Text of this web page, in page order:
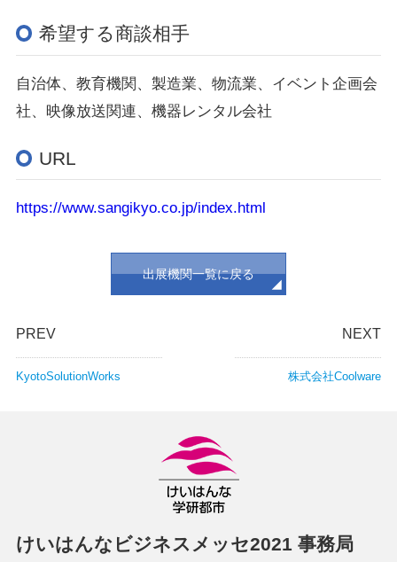
希望する商談相手
自治体、教育機関、製造業、物流業、イベント企画会
社、映像放送関連、機器レンタル会社
URL
https://www.sangikyo.co.jp/index.html
出展機関一覧に戻る
NEXT
株式会社Coolware
PREV
KyotoSolutionWorks
けいはんなビジネスメッセ2021 事務局